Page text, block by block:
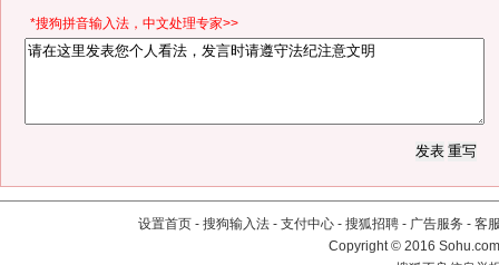
*搜狗拼音输入法，中文处理专家>>
设置首页 - 搜狗输入法 - 支付中心 - 搜狐招聘 - 广告服务 - 客
Copyright©2016